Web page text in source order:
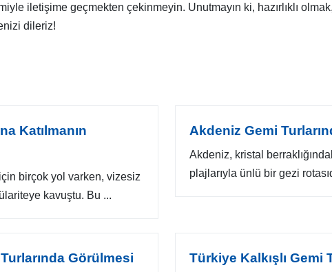
iletişime geçmekten çekinmeyin. Unutmayın ki, hazırlıklı
dileriz!
Katılmanın
birçok yol varken, vizesiz
kavuştu. Bu ...
Akdeniz Gemi
Akdeniz, kristal
plajlarıyla ünlü bir gezi
Görülmesi
Türkiye Kalkışlı Gemi